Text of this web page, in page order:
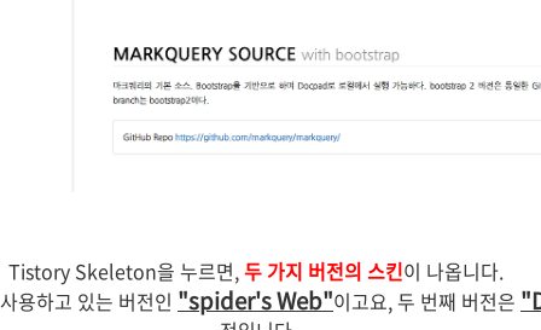
Tistory Skeleton을 누르면,두 가지 버전의 스킨이 나옵니다.
용하고 있는 버전인 "spider's Web"이고요, 두 번째 버전은